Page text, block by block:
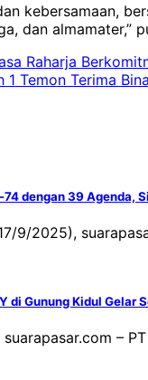
kebersamaan,
dan almamater,”
Raharja
1 Temon Terima
dengan 39 Agenda,
9/2025),
di Gunung Kidul
–